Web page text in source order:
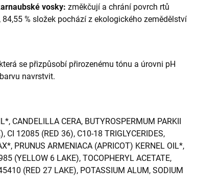
vosky: změkčují a chrání povrch rtů
% složek pochází z ekologického zemědělství
se přizpůsobí přirozenému tónu a úrovni pH
navrstvit.
CANDELILLA CERA, BUTYROSPERMUM PARKII
CI 12085 (RED 36), C10-18 TRIGLYCERIDES,
PRUNUS ARMENIACA (APRICOT) KERNEL OIL*,
(YELLOW 6 LAKE), TOCOPHERYL ACETATE,
(RED 27 LAKE), POTASSIUM ALUM, SODIUM